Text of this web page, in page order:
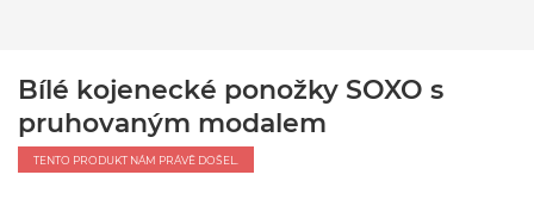
Bílé kojenecké ponožky SOXO s
pruhovaným modalem
TENTO PRODUKT NÁM PRÁVĚ DOŠEL.